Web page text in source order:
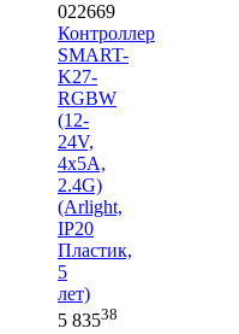
022669
Контроллер
SMART-
K27-
RGBW
(12-
24V,
4x5A,
2.4G)
(Arlight,
IP20
Пластик,
5
лет)
5 83538